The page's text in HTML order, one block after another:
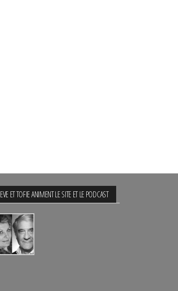
EVE ET TOFIE ANIMENT LE SITE ET LE PODCAST